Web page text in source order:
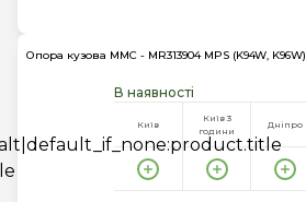
Опора кузова MMC - MR313904 MPS (K94W, K96W)
В наявності
Київ
Київ 3
години
Дніпро